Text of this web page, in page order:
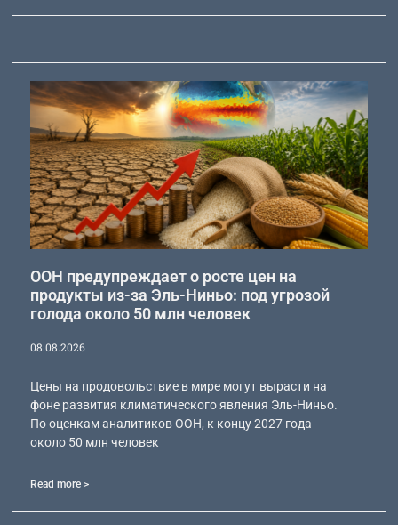
ООН предупреждает о росте цен на
продукты из-за Эль-Ниньо: под угрозой
голода около 50 млн человек
08.08.2026
Цены на продовольствие в мире могут вырасти на
фоне развития климатического явления Эль-Ниньо.
По оценкам аналитиков ООН, к концу 2027 года
около 50 млн человек
Read more >